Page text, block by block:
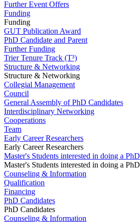
Further Event Offers
Funding
Funding
GUT Publication Award
PhD Candidate and Parent
Further Funding
Trier Tenure Track (T³)
Structure & Networking
Structure & Networking
Collegial Management
Council
General Assembly of PhD Candidates
Interdisciplinary Networking
Cooperations
Team
Early Career Researchers
Early Career Researchers
Master's Students interested in doing a PhD
Master's Students interested in doing a PhD
Counseling & Information
Qualification
Financing
PhD Candidates
PhD Candidates
Counseling & Information